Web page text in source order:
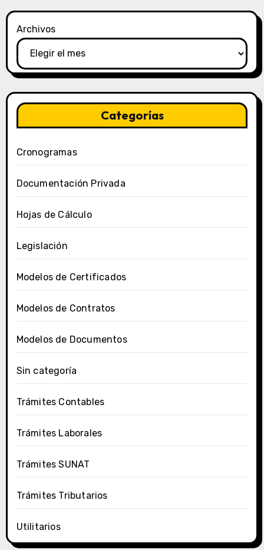
Archivos
Categorías
Cronogramas
Documentación Privada
Hojas de Cálculo
Legislación
Modelos de Certificados
Modelos de Contratos
Modelos de Documentos
Sin categoría
Trámites Contables
Trámites Laborales
Trámites SUNAT
Trámites Tributarios
Utilitarios